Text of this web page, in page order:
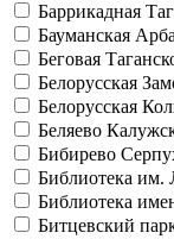
Баррикадная
Бауманская
Беговая
Белорусская
Белорусская
Беляево
Бибирево
Библиотека им.
Библиотека
Битцевский